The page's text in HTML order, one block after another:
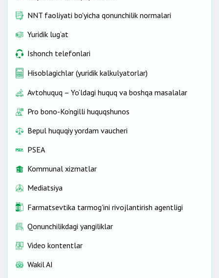
NNT faoliyati bo'yicha qonunchilik normalari
Yuridik lug‘at
Ishonch telefonlari
Hisoblagichlar (yuridik kalkulyatorlar)
Avtohuquq – Yo‘ldagi huquq va boshqa masalalar
Pro bono-Ko‘ngilli huquqshunos
Bepul huquqiy yordam vaucheri
PSEA
Kommunal xizmatlar
Mediatsiya
Farmatsevtika tarmog'ini rivojlantirish agentligi
Qonunchilikdagi yangiliklar
Video kontentlar
Wakil AI